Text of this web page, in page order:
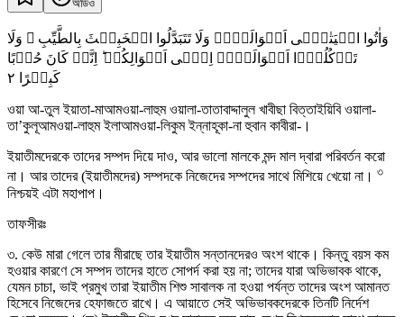
অডিও
وَاٰتُوا الۡیَتٰمٰۤی اَمۡوَالَہُمۡ وَلَا تَتَبَدَّلُوا الۡخَبِیۡثَ بِالطَّیِّبِ ۪ وَلَا
تَاۡکُلُوۡۤا اَمۡوَالَہُمۡ اِلٰۤی اَمۡوَالِکُمۡ ؕ اِنَّہٗ کَانَ حُوۡبًا
کَبِیۡرًا ٢
ওয়া আ-তুল ইয়াতা-মাআমওয়া-লাহুম ওয়ালা-তাতাবাদ্দালুল খাবীছা বিত্তাইয়িবি ওয়ালা-
তা’কুলূআমওয়া-লাহুম ইলাআমওয়া-লিকুম ইন্নাহূকা-না হুবান কাবীরা-।
ইয়াতীমদেরকে তাদের সম্পদ দিয়ে দাও, আর ভালো মালকে মন্দ মাল দ্বারা পরিবর্তন করো
না। আর তাদের (ইয়াতীমদের) সম্পদকে নিজেদের সম্পদের সাথে মিশিয়ে খেয়ো না। ৩
নিশ্চয়ই এটা মহাপাপ।
তাফসীরঃ
৩. কেউ মারা গেলে তার মীরাছে তার ইয়াতীম সন্তানদেরও অংশ থাকে। কিন্তু বয়স কম
হওয়ার কারণে সে সম্পদ তাদের হাতে সোপর্দ করা হয় না; তাদের যারা অভিভাবক থাকে,
যেমন চাচা, ভাই প্রমুখ তারা ইয়াতীম শিশু সাবালক না হওয়া পর্যন্ত তাদের অংশ আমানত
হিসেবে নিজেদের হেফাজতে রাখে। এ আয়াতে সেই অভিভাবকদেরকে তিনটি নির্দেশ